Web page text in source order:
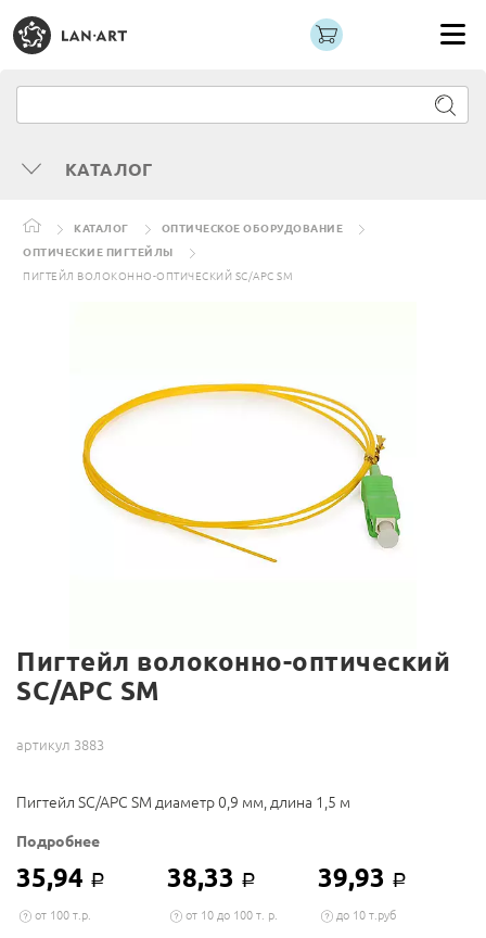
КАТАЛОГ
КАТАЛОГ
ОПТИЧЕСКОЕ ОБОРУДОВАНИЕ
ОПТИЧЕСКИЕ ПИГТЕЙЛЫ
ПИГТЕЙЛ ВОЛОКОННО-ОПТИЧЕСКИЙ SC/APC SM
Пигтейл волоконно-оптический
SC/APC SM
артикул 3883
Пигтейл SC/APC SM диаметр 0,9 мм, длина 1,5 м
Подробнее
35,94 Р 38,33 Р 39,93 Р
от 100 т.р. от 10 до 100 т. р. до 10 т.руб